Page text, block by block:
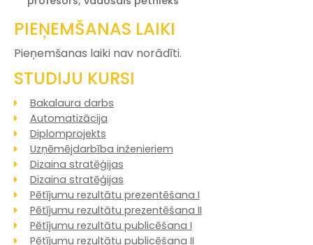
PIEŅEMŠANAS LAIKI
Pieņemšanas laiki nav norādīti.
STUDIJU KURSI
Bakalaura darbs
Automatizācija
Diplomprojekts
Uzņēmējdarbība inženieriem
Dizaina stratēģijas
Dizaina stratēģijas
Pētījumu rezultātu prezentēšana I
Pētījumu rezultātu prezentēšana II
Pētījumu rezultātu publicēšana I
Pētījumu rezultātu publicēšana II